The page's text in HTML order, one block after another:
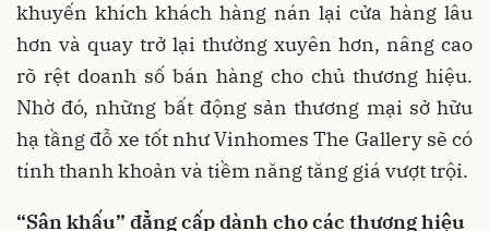
khuyến khích khách hàng nán lại cửa hàng lâu
hơn và quay trở lại thường xuyên hơn, nâng cao
rõ rệt doanh số bán hàng cho chủ thương hiệu.
Nhờ đó, những bất động sản thương mại sở hữu
hạ tầng đỗ xe tốt như Vinhomes The Gallery sẽ có
tính thanh khoản và tiềm năng tăng giá vượt trội.
“Sân khấu” đẳng cấp dành cho các thương hiệu